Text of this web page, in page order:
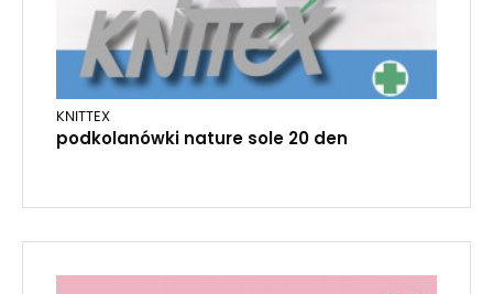
KNITTEX
podkolanówki nature sole 20 den